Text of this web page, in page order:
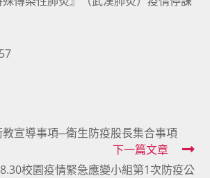
教宣導事項─衛生防疫股長集合事項
下一篇文章
校園疫情緊急應變小組第1次防疫公